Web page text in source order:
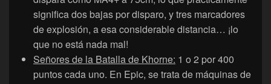
significa dos bajas por disparo, y tres marcadores
de explosión, a esa considerable distancia… ¡lo
que no está nada mal!
Señores de la Batalla de Khorne: 1 o 2 por 400
puntos cada uno. En Epic, se trata de máquinas de